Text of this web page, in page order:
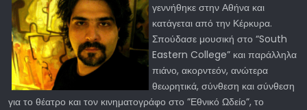
γεννήθηκε στην Αθήνα και
κατάγεται από την Κέρκυρα.
Σπούδασε μουσική στο “South
Eastern College” και παράλληλα
πιάνο, ακορντεόν, ανώτερα
θεωρητικά, σύνθεση και σύνθεση
για το θέατρο και τον κινηματογράφο στο ”Εθνικό Ωδείο”, το